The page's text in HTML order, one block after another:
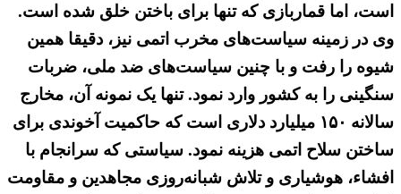
است، اما قماربازی که تنها برای باختن خلق شده است.
وی در زمینه سیاست‌های مخرب اتمی نیز، دقیقا همین
شیوه را رفت و با چنین سیاست‌های ضد ملی، ضربات
سنگینی را به کشور وارد نمود. تنها یک نمونه آن، مخارج
سالانه ۱۵۰ میلیارد دلاری است که حاکمیت آخوندی برای
ساختن سلاح اتمی هزینه نمود. سیاستی که سرانجام با
افشاء، هوشیاری و تلاش شبانه‌روزی مجاهدین و مقاومت